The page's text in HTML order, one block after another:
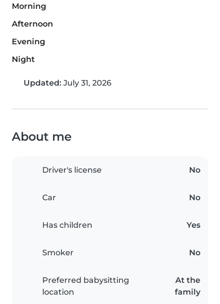
Morning
Afternoon
Evening
Night
Updated: July 31, 2026
About me
Driver's license No
Car No
Has children Yes
Smoker No
Preferred babysitting
location
At the
family